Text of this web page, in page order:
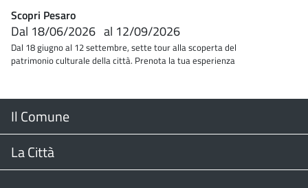
Scopri Pesaro
Dal 18/06/2026 al 12/09/2026
Dal 18 giugno al 12 settembre, sette tour alla scoperta del
patrimonio culturale della città. Prenota la tua esperienza
Menu
Footer
Il Comune
Il Sindaco
La Città